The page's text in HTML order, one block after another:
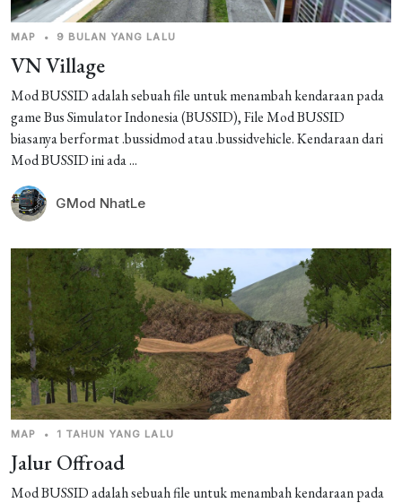
MAP • 9 BULAN YANG LALU
VN Village
Mod BUSSID adalah sebuah file untuk menambah kendaraan pada
game Bus Simulator Indonesia (BUSSID), File Mod BUSSID
biasanya berformat .bussidmod atau .bussidvehicle. Kendaraan dari
Mod BUSSID ini ada ...
GMod NhatLe
MAP • 1 TAHUN YANG LALU
Jalur Offroad
Mod BUSSID adalah sebuah file untuk menambah kendaraan pada